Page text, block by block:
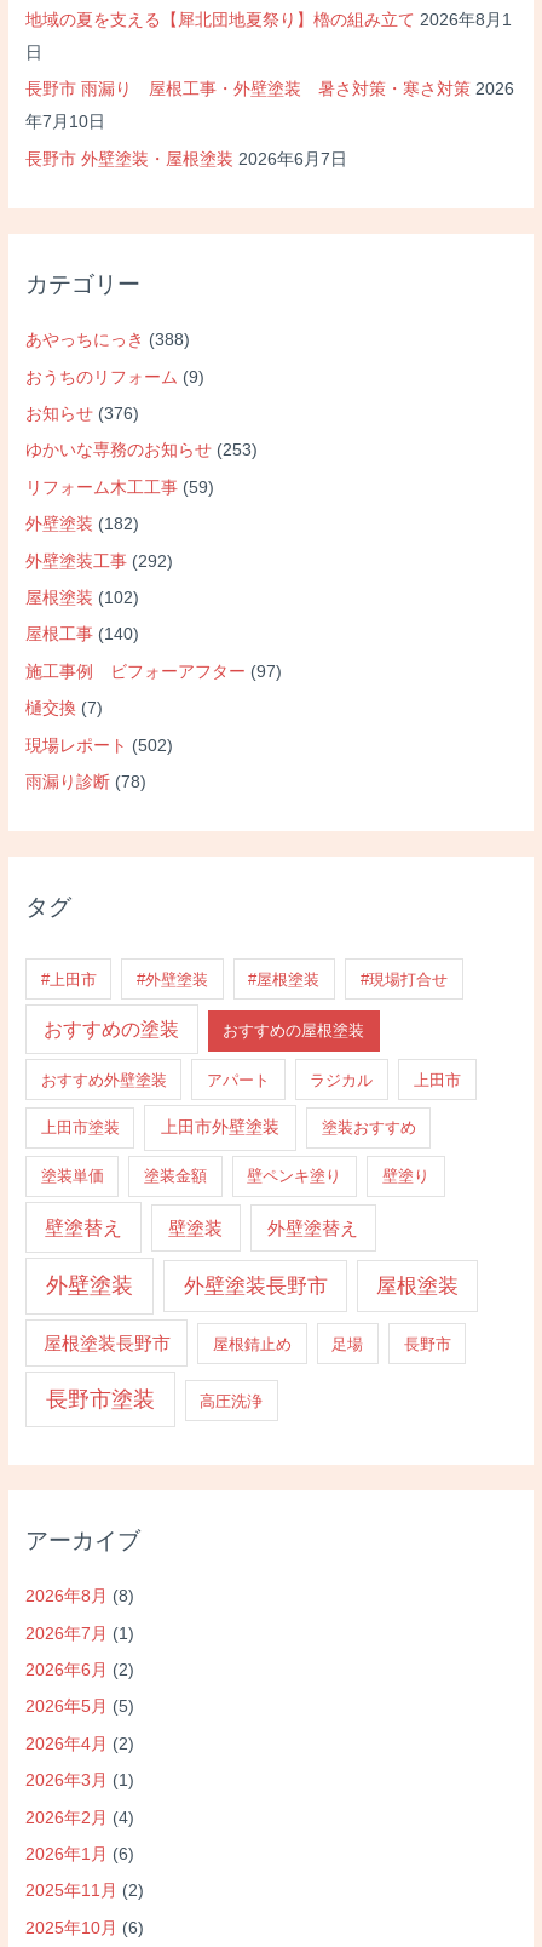
地域の夏を支える【犀北団地夏祭り】櫓の組み立て 2026年8月1
日
長野市 雨漏り 屋根工事・外壁塗装 暑さ対策・寒さ対策 2026
年7月10日
長野市 外壁塗装・屋根塗装 2026年6月7日
カテゴリー
あやっちにっき (388)
おうちのリフォーム (9)
お知らせ (376)
ゆかいな専務のお知らせ (253)
リフォーム木工工事 (59)
外壁塗装 (182)
外壁塗装工事 (292)
屋根塗装 (102)
屋根工事 (140)
施工事例 ビフォーアフター (97)
樋交換 (7)
現場レポート (502)
雨漏り診断 (78)
タグ
#上田市 #外壁塗装 #屋根塗装 #現場打合せ
おすすめの塗装 おすすめの屋根塗装
おすすめ外壁塗装 アパート ラジカル 上田市
上田市塗装 上田市外壁塗装 塗装おすすめ
塗装単価 塗装金額 壁ペンキ塗り 壁塗り
壁塗替え 壁塗装 外壁塗替え
外壁塗装 外壁塗装長野市 屋根塗装
屋根塗装長野市 屋根錆止め 足場 長野市
長野市塗装 高圧洗浄
アーカイブ
2026年8月 (8)
2026年7月 (1)
2026年6月 (2)
2026年5月 (5)
2026年4月 (2)
2026年3月 (1)
2026年2月 (4)
2026年1月 (6)
2025年11月 (2)
2025年10月 (6)